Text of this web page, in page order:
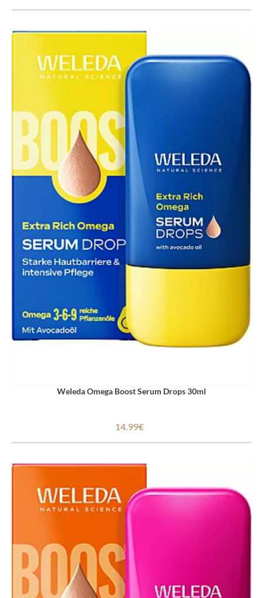
Weleda Omega Boost Serum Drops 30ml
14.99€